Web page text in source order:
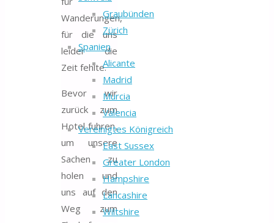
Graubünden
Zürich
Spanien
Alicante
Madrid
Murcia
Valencia
Vereinigtes Königreich
East Sussex
Greater London
Hampshire
Lancashire
Wiltshire
Wanderungen,
für die uns
leider die
Zeit fehlte.
Bevor wir
zurück zum
Hotel fuhren,
um unsere
Sachen zu
holen und
uns auf den
Weg zum